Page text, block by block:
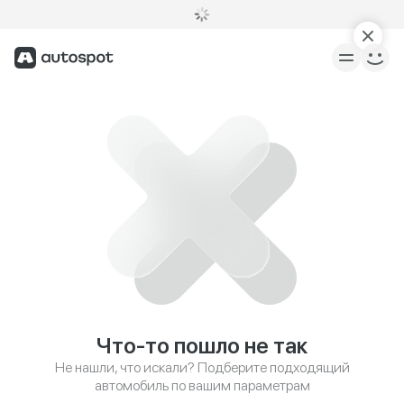
Что-то пошло не так
Не нашли, что искали? Подберите подходящий
автомобиль по вашим параметрам